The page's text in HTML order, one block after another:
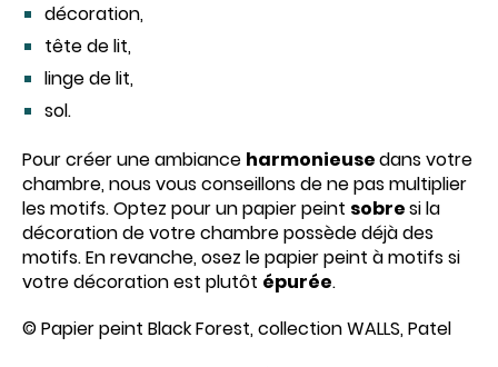
décoration,
tête de lit,
linge de lit,
sol.
Pour créer une ambiance harmonieusedans votre
chambre, nous vous conseillons de ne pas multiplier
les motifs. Optez pour un papier peint sobresi la
décoration de votre chambre possède déjà des
motifs. En revanche, osez le papier peint à motifs si
votre décoration est plutôt épurée.
© Papier peint Black Forest, collection WALLS, Patel